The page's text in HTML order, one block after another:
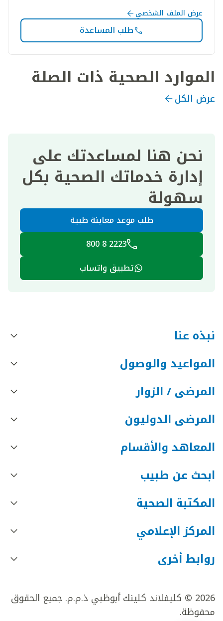
عرض الملف الشخصي
طلب المساعدة
الموارد الصحية ذات الصلة
عرض الكل
نحن هنا لمساعدتك على
إدارة خدماتك الصحية بكل
سهولة
طلب موعد معاينة طبية
2223 8 800
تطبيق واتساب
نبذه عنا
المواعيد والوصول
المرضى / الزوار
المرضى الدوليون
المعاهد والأقسام
ابحث عن طبيب
المكتبة الصحية
المركز الإعلامي
روابط أخرى
2026 © كليفلاند كلينك أبوظبي ذ.م.م. جميع الحقوق
محفوظة.